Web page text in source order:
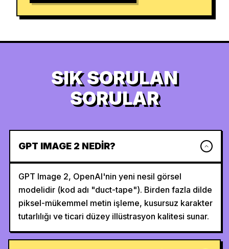
SIK SORULAN
SORULAR
GPT IMAGE 2 NEDIR?
GPT Image 2, OpenAI'nin yeni nesil görsel
modelidir (kod adı "duct-tape"). Birden fazla dilde
piksel-mükemmel metin işleme, kusursuz karakter
tutarlılığı ve ticari düzey illüstrasyon kalitesi sunar.